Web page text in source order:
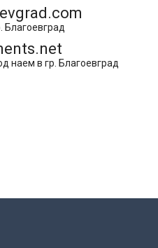
Благоевград
наем в гр. Благоевград